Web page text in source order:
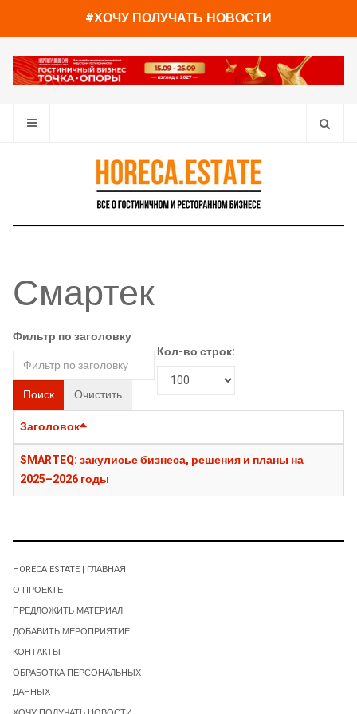
#ХОЧУ ПОЛУЧАТЬ НОВОСТИ
Смартек
Фильтр по заголовку
Поиск Очистить
Кол-во строк:
Заголовок
SMARTEQ: закулисье бизнеса, решения и планы на
2025–2026 годы
HORECA ESTATE | ГЛАВНАЯ
О ПРОЕКТЕ
ПРЕДЛОЖИТЬ МАТЕРИАЛ
ДОБАВИТЬ МЕРОПРИЯТИЕ
КОНТАКТЫ
ОБРАБОТКА ПЕРСОНАЛЬНЫХ
ДАННЫХ